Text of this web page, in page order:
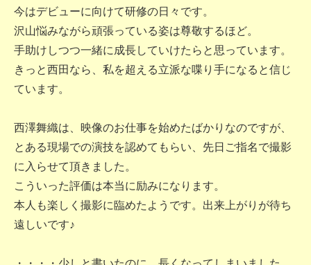
今はデビューに向けて研修の日々です。
沢山悩みながら頑張っている姿は尊敬するほど。
手助けしつつ一緒に成長していけたらと思っています。
きっと西田なら、私を超える立派な喋り手になると信じ
ています。
西澤舞織は、映像のお仕事を始めたばかりなのですが、
とある現場での演技を認めてもらい、先日ご指名で撮影
に入らせて頂きました。
こういった評価は本当に励みになります。
本人も楽しく撮影に臨めたようです。出来上がりが待ち
遠しいです♪